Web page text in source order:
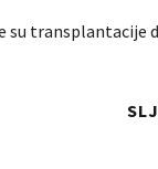
su transplantacije